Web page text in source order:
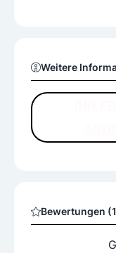
Weitere
Bewertungen